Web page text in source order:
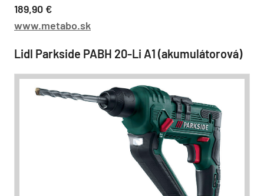
189,90 €
www.metabo.sk
Lidl Parkside PABH 20-Li A1 (akumulátorová)